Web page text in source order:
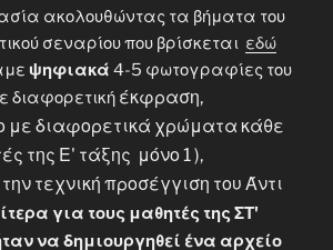
ακολουθώντας τα βήματα του
σεναρίου που βρίσκεται εδώ
ψηφιακά 4-5 φωτογραφίες του
διαφορετική έκφραση,
με διαφορετικά χρώματα κάθε
της Ε' τάξης μόνο 1 ),
τεχνική προσέγγιση του Άντι
για τους μαθητές της ΣΤ'
να δημιουργηθεί ένα αρχείο